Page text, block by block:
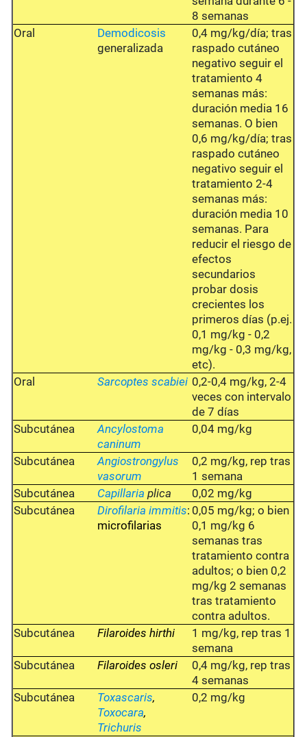
8 semanas
Oral
Demodicosis
generalizada
0,4 mg/kg/día; tras
raspado cutáneo
negativo seguir el
tratamiento 4
semanas más:
duración media 16
semanas. O bien
0,6 mg/kg/día; tras
raspado cutáneo
negativo seguir el
tratamiento 2-4
semanas más:
duración media 10
semanas. Para
reducir el riesgo de
efectos
secundarios
probar dosis
crecientes los
primeros días (p.ej.
0,1 mg/kg - 0,2
mg/kg - 0,3 mg/kg,
etc).
Oral
Sarcoptes scabiei 0,2-0,4 mg/kg, 2-4
veces con intervalo
de 7 días
Subcutánea
Ancylostoma
caninum
0,04 mg/kg
Subcutánea
Angiostrongylus
vasorum
0,2 mg/kg, rep tras
1 semana
Subcutánea
Capillaria plica
0,02 mg/kg
Subcutánea
Dirofilaria immitis:
microfilarias
0,05 mg/kg; o bien
0,1 mg/kg 6
semanas tras
tratamiento contra
adultos; o bien 0,2
mg/kg 2 semanas
tras tratamiento
contra adultos.
Subcutánea
Filaroides hirthi
1 mg/kg, rep tras 1
semana
Subcutánea
Filaroides osleri
0,4 mg/kg, rep tras
4 semanas
Subcutánea
Toxascaris,
Toxocara,
Trichuris
0,2 mg/kg